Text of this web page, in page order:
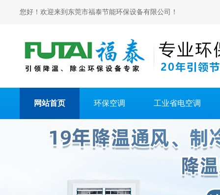
您好！欢迎来到东莞市福泰节能环保设备有限公司！
网站首页 环保空调 工业省电空调